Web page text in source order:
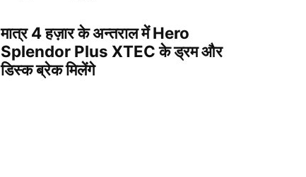
मात्र 4 हज़ार के अन्तराल में Hero
Splendor Plus XTEC के ड्रम और
डिस्क ब्रेक मिलेंगे